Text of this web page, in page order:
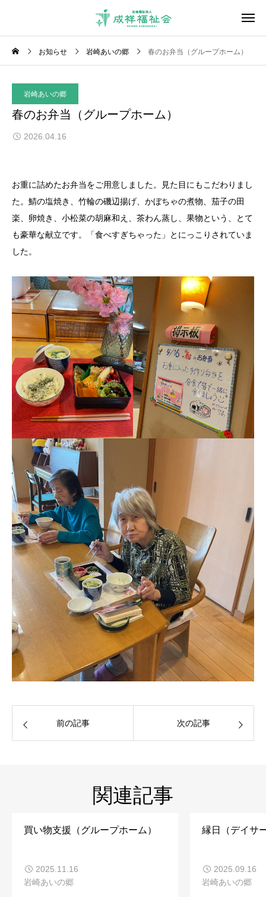
お知らせ 岩崎あいの郷 春のお弁当（グループホーム）
岩崎あいの郷
春のお弁当（グループホーム）
2026.04.16
お重に詰めたお弁当をご用意しました。見た目にもこだわりまし
た。鯖の塩焼き、竹輪の磯辺揚げ、かぼちゃの煮物、茄子の田
楽、卵焼き、小松菜の胡麻和え、茶わん蒸し、果物という、とて
も豪華な献立です。「食べすぎちゃった」とにっこりされていま
した。
前の記事 次の記事
関連記事
買い物支援（グループホーム）
2025.11.16
岩崎あいの郷
縁日（デイサ
2025.09.16
岩崎あいの郷